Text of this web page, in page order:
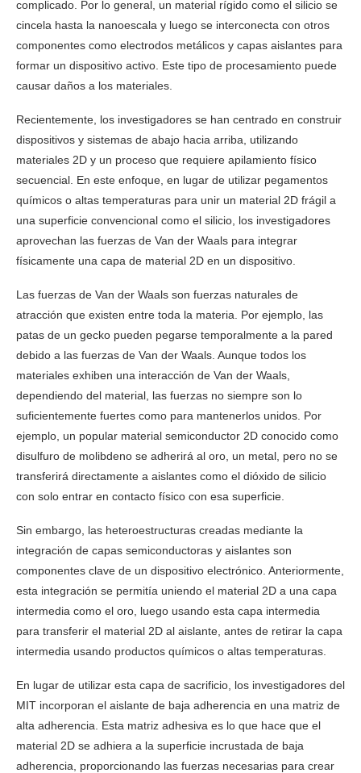
complicado. Por lo general, un material rígido como el silicio se
cincela hasta la nanoescala y luego se interconecta con otros
componentes como electrodos metálicos y capas aislantes para
formar un dispositivo activo. Este tipo de procesamiento puede
causar daños a los materiales.
Recientemente, los investigadores se han centrado en construir
dispositivos y sistemas de abajo hacia arriba, utilizando
materiales 2D y un proceso que requiere apilamiento físico
secuencial. En este enfoque, en lugar de utilizar pegamentos
químicos o altas temperaturas para unir un material 2D frágil a
una superficie convencional como el silicio, los investigadores
aprovechan las fuerzas de Van der Waals para integrar
físicamente una capa de material 2D en un dispositivo.
Las fuerzas de Van der Waals son fuerzas naturales de
atracción que existen entre toda la materia. Por ejemplo, las
patas de un gecko pueden pegarse temporalmente a la pared
debido a las fuerzas de Van der Waals. Aunque todos los
materiales exhiben una interacción de Van der Waals,
dependiendo del material, las fuerzas no siempre son lo
suficientemente fuertes como para mantenerlos unidos. Por
ejemplo, un popular material semiconductor 2D conocido como
disulfuro de molibdeno se adherirá al oro, un metal, pero no se
transferirá directamente a aislantes como el dióxido de silicio
con solo entrar en contacto físico con esa superficie.
Sin embargo, las heteroestructuras creadas mediante la
integración de capas semiconductoras y aislantes son
componentes clave de un dispositivo electrónico. Anteriormente,
esta integración se permitía uniendo el material 2D a una capa
intermedia como el oro, luego usando esta capa intermedia
para transferir el material 2D al aislante, antes de retirar la capa
intermedia usando productos químicos o altas temperaturas.
En lugar de utilizar esta capa de sacrificio, los investigadores del
MIT incorporan el aislante de baja adherencia en una matriz de
alta adherencia. Esta matriz adhesiva es lo que hace que el
material 2D se adhiera a la superficie incrustada de baja
adherencia, proporcionando las fuerzas necesarias para crear